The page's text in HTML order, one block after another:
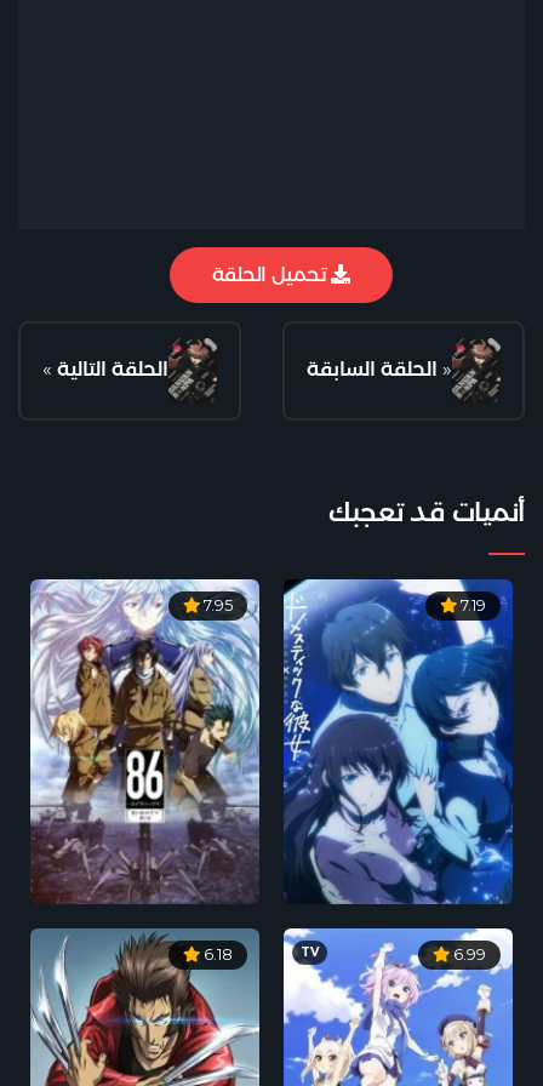
تحميل الحلقة
الحلقة التالية » « الحلقة السابقة
أنميات قد تعجبك
7.19
7.95
6.99
TV
6.18